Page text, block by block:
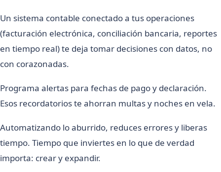
Un sistema contable conectado a tus operaciones
(facturación electrónica, conciliación bancaria, reportes
en tiempo real) te deja tomar decisiones con datos, no
con corazonadas.
Programa alertas para fechas de pago y declaración.
Esos recordatorios te ahorran multas y noches en vela.
Automatizando lo aburrido, reduces errores y liberas
tiempo. Tiempo que inviertes en lo que de verdad
importa: crear y expandir.